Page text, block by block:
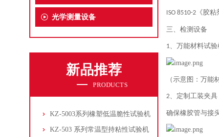
光学测量设备
新品推荐
PRODUCTS
KZ-5003系列橡塑低温脆性试验机
KZ-503 系列常温型持粘性试验机
ISO 8510-2《胶粘
三、检测设备
1、 万能材料试验
（示意图：万能
2、 定制工装夹具
确保橡胶管与接